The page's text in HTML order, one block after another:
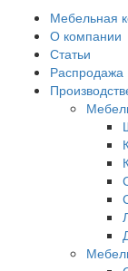
Мебельная
О компании
Статьи
Распродажа